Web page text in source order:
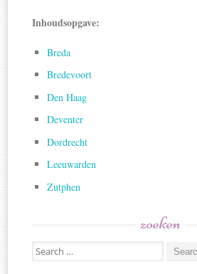
Inhoudsopgave:
Breda
Bredevoort
Den Haag
Deventer
Dordrecht
Leeuwarden
Zutphen
zoeken
Search
for: